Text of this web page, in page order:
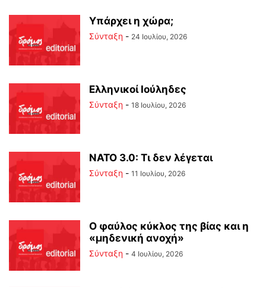
Υπάρχει η χώρα;
Σύνταξη - 24 Ιουλίου, 2026
Ελληνικοί Ιούληδες
Σύνταξη - 18 Ιουλίου, 2026
ΝΑΤΟ 3.0: Τι δεν λέγεται
Σύνταξη - 11 Ιουλίου, 2026
Ο φαύλος κύκλος της βίας και η
«μηδενική ανοχή»
Σύνταξη - 4 Ιουλίου, 2026